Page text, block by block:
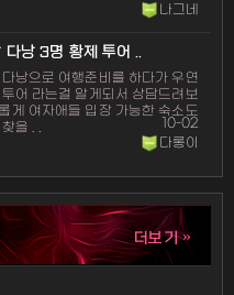
나그네
다낭 3명 황제 투어 ..
낭으로 여행준비를 하다가 우연
어 라는걸 알게되서 상담드려보
게 여자애들 입장 가능한 숙소도
을 . .
10-02
다롱이
더보기»